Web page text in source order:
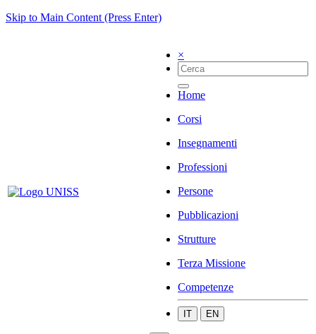
Skip to Main Content (Press Enter)
×
Home
Corsi
Insegnamenti
Professioni
Persone
Pubblicazioni
Strutture
Terza Missione
Competenze
IT EN